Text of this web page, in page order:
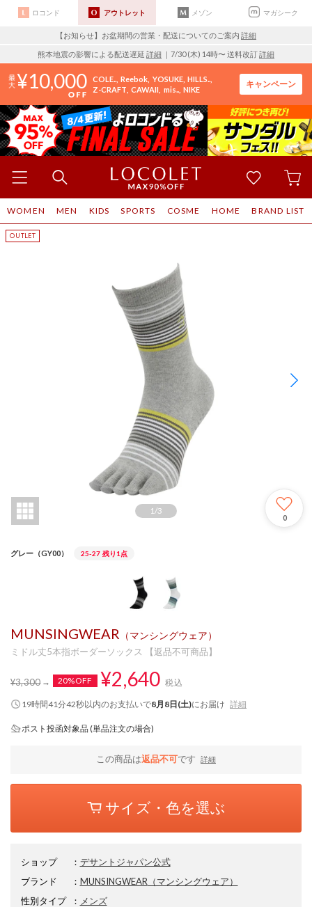
ロコンド アウトレット メゾン マガシーク
【お知らせ】お盆期間の営業・配送についてのご案内 詳細
熊本地震の影響による配送遅延 詳細 ｜7/30 (木) 14時〜 送料改訂詳細
10,000 COLE.. Reebok YOSUKE HILLS..
Z-CRAFT CAWAII mis.. NIKE
キャンペーン
WOMEN MEN KIDS SPORTS COSME HOME BRAND LIST
1 /3
0
グレー（GY00） 25-27 残り1点
MUNSINGWEAR （マンシングウェア）
ミドル丈5本指ボーダーソックス 【返品不可商品】
¥3,300 20%OFF ¥2,640 税込
19時間41分41秒以内のお支払いで8月8日(土)にお届け 詳細
ポスト投函対象品 (単品注文の場合)
この商品は返品不可です 詳細
サイズ・色を選ぶ
ショップ ： デサントジャパン公式
ブランド
： MUNSINGWEAR （マンシングウェア）
性別タイプ
： メンズ